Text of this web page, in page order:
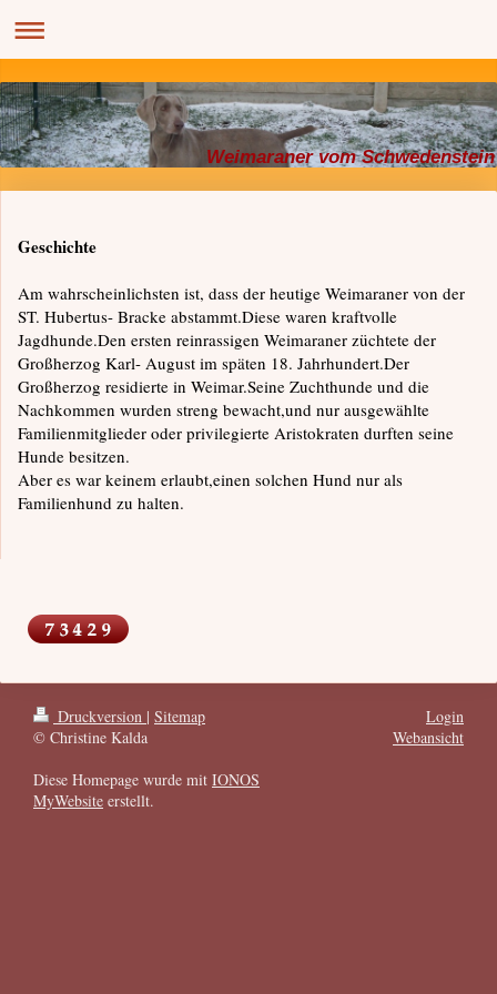
Weimaraner vom Schwedenstein
Geschichte
Am wahrscheinlichsten ist, dass der heutige Weimaraner von der
ST. Hubertus- Bracke abstammt.Diese waren kraftvolle
Jagdhunde.Den ersten reinrassigen Weimaraner züchtete der
Großherzog Karl- August im späten 18. Jahrhundert.Der
Großherzog residierte in Weimar.Seine Zuchthunde und die
Nachkommen wurden streng bewacht,und nur ausgewählte
Familienmitglieder oder privilegierte Aristokraten durften seine
Hunde besitzen.
Aber es war keinem erlaubt,einen solchen Hund nur als
Familienhund zu halten.
Druckversion | Sitemap
© Christine Kalda
Diese Homepage wurde mit IONOS
MyWebsite erstellt.
Login
Webansicht